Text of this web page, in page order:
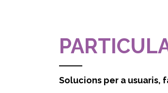
Solucions per a usuaris,